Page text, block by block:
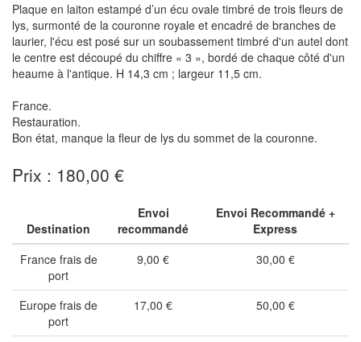
Plaque en laiton estampé d’un écu ovale timbré de trois fleurs de
lys, surmonté de la couronne royale et encadré de branches de
laurier, l'écu est posé sur un soubassement timbré d'un autel dont
le centre est découpé du chiffre « 3 », bordé de chaque côté d'un
heaume à l'antique. H 14,3 cm ; largeur 11,5 cm.
France.
Restauration.
Bon état, manque la fleur de lys du sommet de la couronne.
Prix : 180,00 €
Destination
Envoi
recommandé
Envoi Recommandé +
Express
France frais de
port
9,00 € 30,00 €
Europe frais de
port
17,00 € 50,00 €